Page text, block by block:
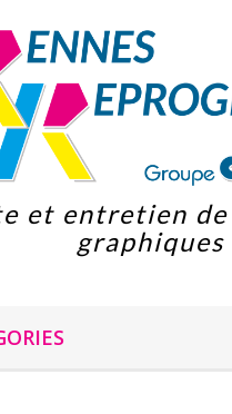
et entretien
graphiques